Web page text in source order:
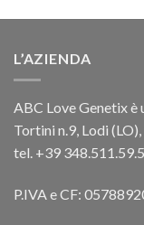
L’AZIENDA
ABC Love Genetix è
Tortini n.9, Lodi
tel. +39
P.IVA e CF: